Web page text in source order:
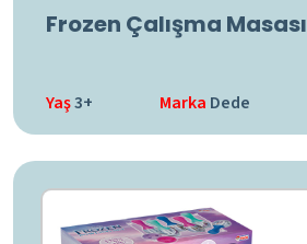
Frozen Çalışma Masası
Yaş3+ Marka Dede